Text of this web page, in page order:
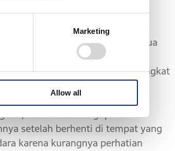
Marketing
Allow all
lalu lintas dan semua
Misalnya, meskipun
perangkat tempat Perangkat
saat mengemudikan
penggunaan Layanan tersebut
saat Anda mengoperasikan
setelah berhenti di tempat yang
karena kurangnya perhatian